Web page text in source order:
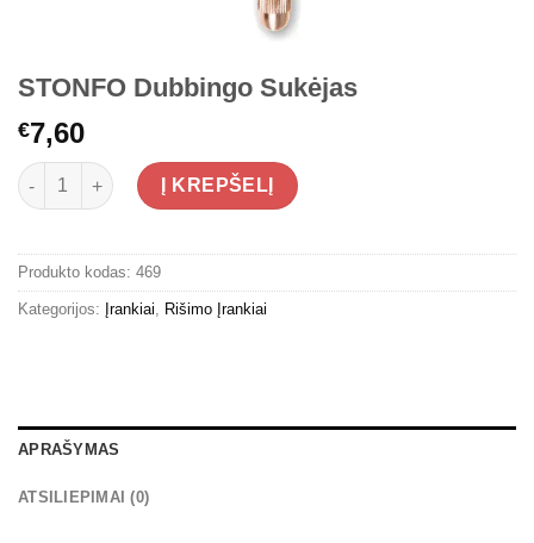
STONFO Dubbingo Sukėjas
€7,60
produkto kiekis: STONFO Dubbingo Sukėjas
Į KREPŠELĮ
Produkto kodas: 469
Kategorijos: Įrankiai Rišimo Įrankiai
APRAŠYMAS
ATSILIEPIMAI (0)